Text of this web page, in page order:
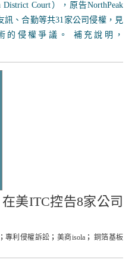
Court），原告NorthPeak
訊、合勤等共31家公司侵權，見
的侵權爭議。 補充說明，
美ITC控告8家公司
； 專利侵權訴訟 ； 美商isola； 銅箔基板